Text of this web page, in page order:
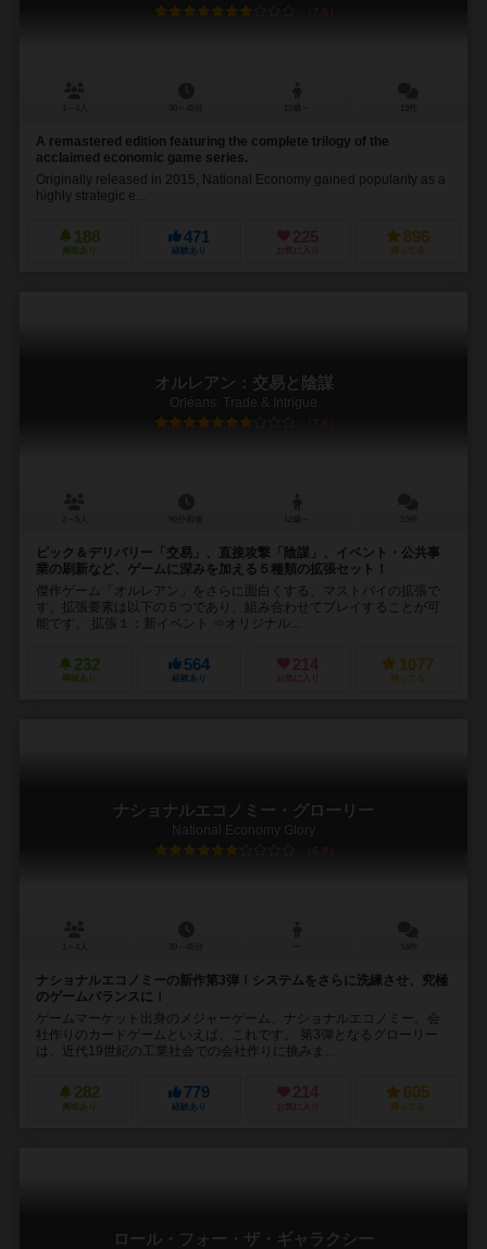
7.6
A remastered edition featuring the complete trilogy of the
acclaimed economic game series.
Originally released in 2015, National Economy gained popularity as a
highly strategic e...
188
興味あり
471
経験あり
225
お気に入り
896
持ってる
オルレアン：交易と陰謀
Orléans: Trade & Intrigue
7.6
ピック＆デリバリー「交易」、直接攻撃「陰謀」、イベント・公共事
業の刷新など、ゲームに深みを加える５種類の拡張セット！
傑作ゲーム「オルレアン」をさらに面白くする、マストバイの拡張で
す。拡張要素は以下の５つであり、組み合わせてプレイすることが可
能です。 拡張１：新イベント ⇒オリジナル...
232
興味あり
564
経験あり
214
お気に入り
1077
持ってる
ナショナルエコノミー・グローリー
National Economy Glory
6.8
ナショナルエコノミーの新作第3弾！システムをさらに洗練させ、究極
のゲームバランスに！
ゲームマーケット出身のメジャーゲーム、ナショナルエコノミー。会
社作りのカードゲームといえば、これです。 第3弾となるグローリー
は、近代19世紀の工業社会での会社作りに挑みま...
282
興味あり
779
経験あり
214
お気に入り
605
持ってる
ロール・フォー・ザ・ギャラクシー